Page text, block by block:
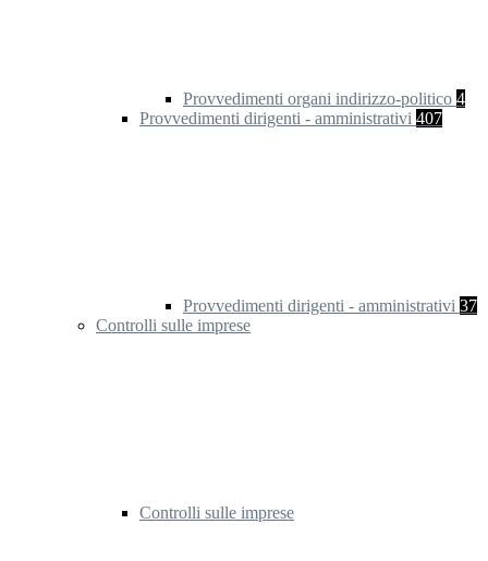
Provvedimenti organi indirizzo-politico 4
Provvedimenti dirigenti - amministrativi 407
Provvedimenti dirigenti - amministrativi 37
Controlli sulle imprese
Controlli sulle imprese